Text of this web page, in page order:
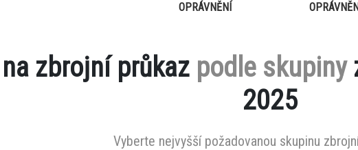
OPRÁVNĚNÍ
zbrojní průkaz podle skupiny
2025
Vyberte nejvyšší požadovanou skupinu